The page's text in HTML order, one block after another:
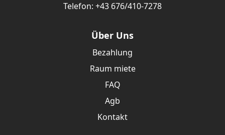
Telefon: +43 676/410-7278
Über Uns
Bezahlung
Raum miete
FAQ
Agb
Kontakt